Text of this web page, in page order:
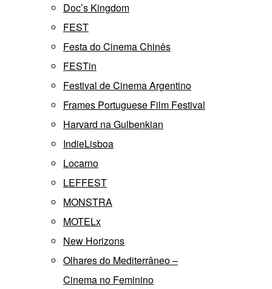
Doc’s Kingdom
FEST
Festa do Cinema Chinês
FESTin
Festival de Cinema Argentino
Frames Portuguese Film Festival
Harvard na Gulbenkian
IndieLisboa
Locarno
LEFFEST
MONSTRA
MOTELx
New Horizons
Olhares do Mediterrâneo –
Cinema no Feminino